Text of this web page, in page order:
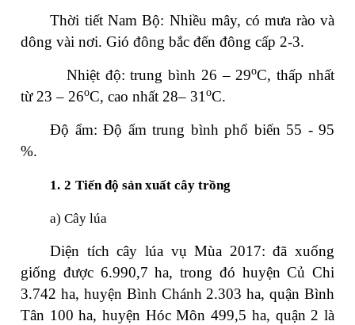
Thời tiết Nam Bộ: Nhiều mây, có mưa rào và
dông vài nơi. Gió đông bắc đến đông cấp 2-3.
Nhiệt độ: trung bình 26 – 29oC, thấp nhất
từ 23 – 26oC, cao nhất 28– 31 oC.
Độ ẩm: Độ ẩm trung bình phổ biến 55 - 95
%.
1. 2 Tiến độ sản xuấtcây trồng
a)Cây lúa
Diện tích cây lúa vụ Mùa 2017: đã xuống
giống được 6.990,7 ha, trong đó huyện Củ Chi
3.742 ha, huyện Bình Chánh 2.303 ha, quận Bình
Tân 100 ha, huyện Hóc Môn 499,5 ha, quận 2 là